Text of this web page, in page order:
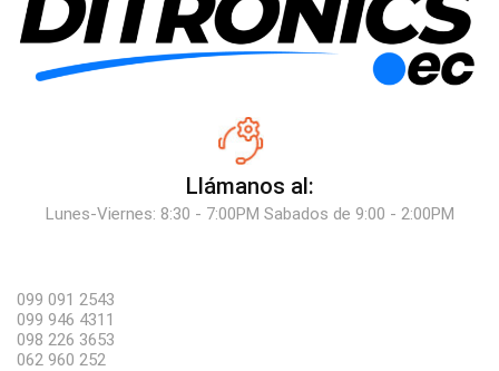
Llámanos al:
Lunes-Viernes: 8:30 - 7:00PM Sabados de 9:00 - 2:00PM
099 091 2543
099 946 4311
098 226 3653
062 960 252